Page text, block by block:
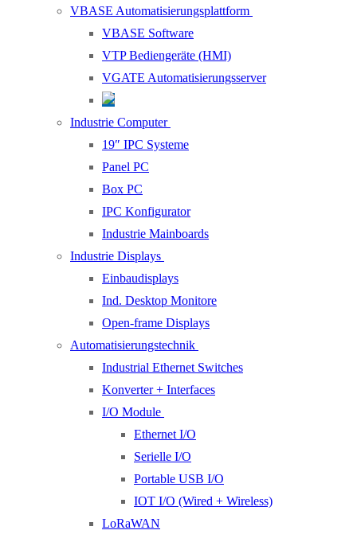
VBASE Automatisierungsplattform
VBASE Software
VTP Bediengeräte (HMI)
VGATE Automatisierungsserver
Industrie Computer
19″ IPC Systeme
Panel PC
Box PC
IPC Konfigurator
Industrie Mainboards
Industrie Displays
Einbaudisplays
Ind. Desktop Monitore
Open-frame Displays
Automatisierungstechnik
Industrial Ethernet Switches
Konverter + Interfaces
I/O Module
Ethernet I/O
Serielle I/O
Portable USB I/O
IOT I/O (Wired + Wireless)
LoRaWAN